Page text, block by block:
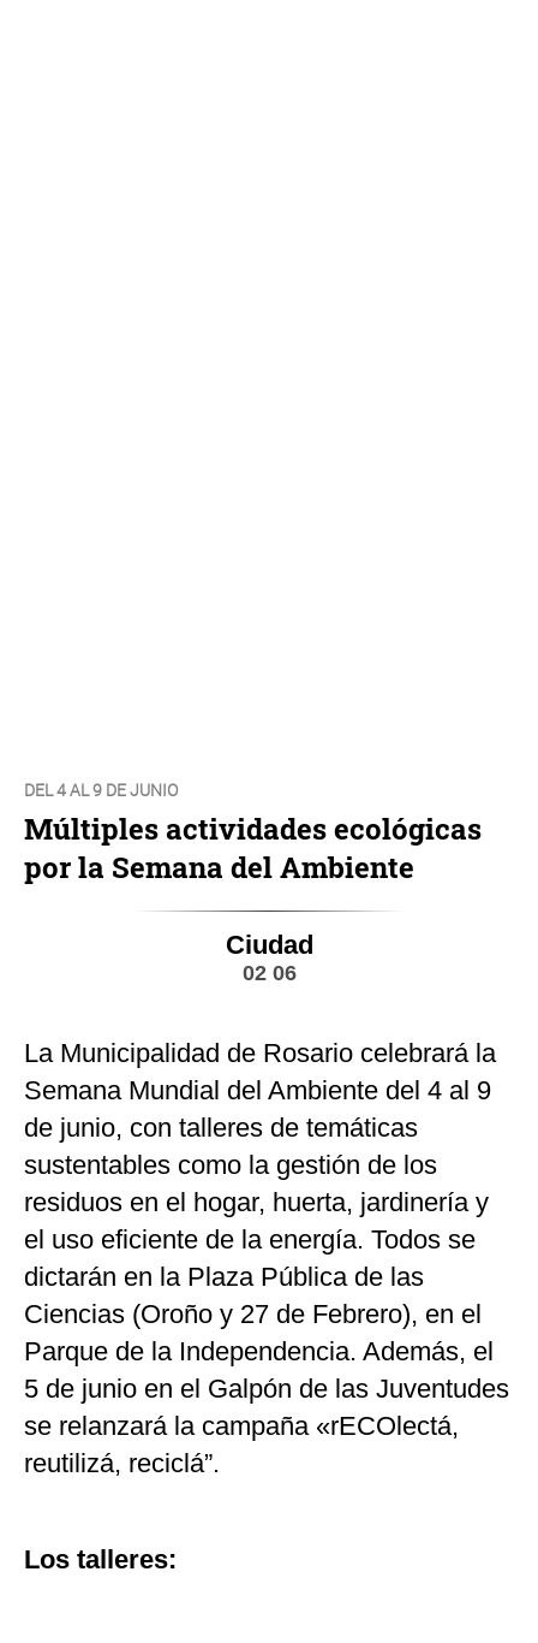
DEL 4 AL 9 DE JUNIO
Múltiples actividades ecológicas
por la Semana del Ambiente
Ciudad
02 06
La Municipalidad de Rosario celebrará la
Semana Mundial del Ambiente del 4 al 9
de junio, con talleres de temáticas
sustentables como la gestión de los
residuos en el hogar, huerta, jardinería y
el uso eficiente de la energía. Todos se
dictarán en la Plaza Pública de las
Ciencias (Oroño y 27 de Febrero), en el
Parque de la Independencia. Además, el
5 de junio en el Galpón de las Juventudes
se relanzará la campaña «rECOlectá,
reutilizá, reciclá”.
Los talleres: